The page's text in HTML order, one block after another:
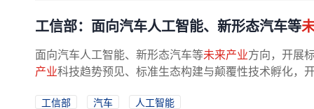
工信部：面向汽车人工智能、新形态汽车等
面向汽车人工智能、新形态汽车等未来产业方向，开展
产业科技趋势预见、标准生态构建与颠覆性技术孵化，
工信部 汽车
人工智能